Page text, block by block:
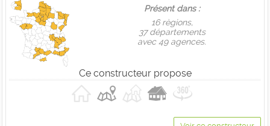
Présent dans :
16 règions,
37 départements
avec 49 agences.
Ce constructeur propose